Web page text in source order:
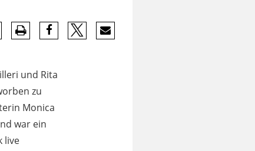
und Rita
zu
Monica
war ein
live